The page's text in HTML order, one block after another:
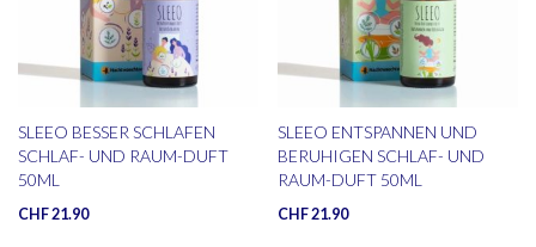
SLEEO BESSER SCHLAFEN
SCHLAF- UND RAUM-DUFT
50ML
CHF21.90
SLEEO ENTSPANNEN UND
BERUHIGEN SCHLAF- UND
RAUM-DUFT 50ML
CHF21.90